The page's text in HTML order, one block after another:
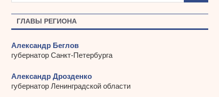
ГЛАВЫ РЕГИОНА
Александр Беглов
губернатор Санкт-Петербурга
Александр Дрозденко
губернатор Ленинградской области
ы